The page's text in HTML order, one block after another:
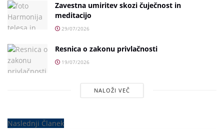
Zavestna umiritev skozi čuječnost in
meditacijo
29/07/2026
Resnica o zakonu privlačnosti
19/07/2026
NALOŽI VEČ
Naslednji Članek